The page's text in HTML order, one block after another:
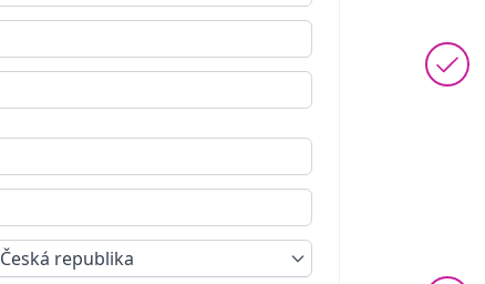
Česká republika